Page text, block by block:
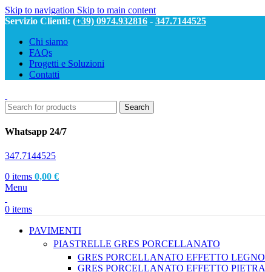
Skip to navigation Skip to main content
Servizio Clienti: (+39) 0974.932816 - 347.7144525
Chi siamo
FAQs
Progetti e Soluzioni
Contatti
Search
Whatsapp 24/7
347.7144525
0 items 0,00 €
Menu
0 items
PAVIMENTI
PIASTRELLE GRES PORCELLANATO
GRES PORCELLANATO EFFETTO LEGNO
GRES PORCELLANATO EFFETTO PIETRA